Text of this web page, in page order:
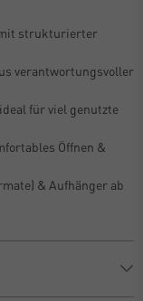
strukturierter
verantwortungsvoller
für viel genutzte
Öffnen &
& Aufhänger ab